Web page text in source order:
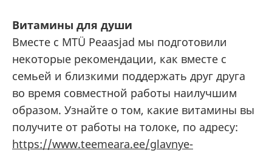
Витамины для души
Вместе с MTÜ Peaasjad мы подготовили
некоторые рекомендации, как вместе с
семьей и близкими поддержать друг друга
во время совместной работы наилучшим
образом. Узнайте о том, какие витамины вы
получите от работы на толоке, по адресу:
https://www.teemeara.ee/glavnye-